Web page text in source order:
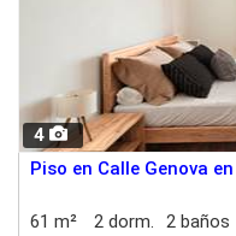
4
Piso en Calle Genova
61 m² 2 dorm. 2 baños